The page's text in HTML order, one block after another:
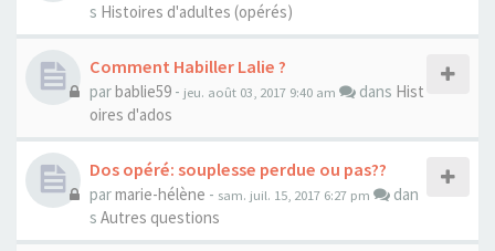
s Histoires d'adultes (opérés)
Comment Habiller Lalie ?
parbablie59 - jeu. août 03, 2017 9:40 am dans Hist
oires d'ados
Dos opéré: souplesse perdue ou pas??
parmarie-hélène - sam. juil. 15, 2017 6:27 pm
dan
s Autres questions